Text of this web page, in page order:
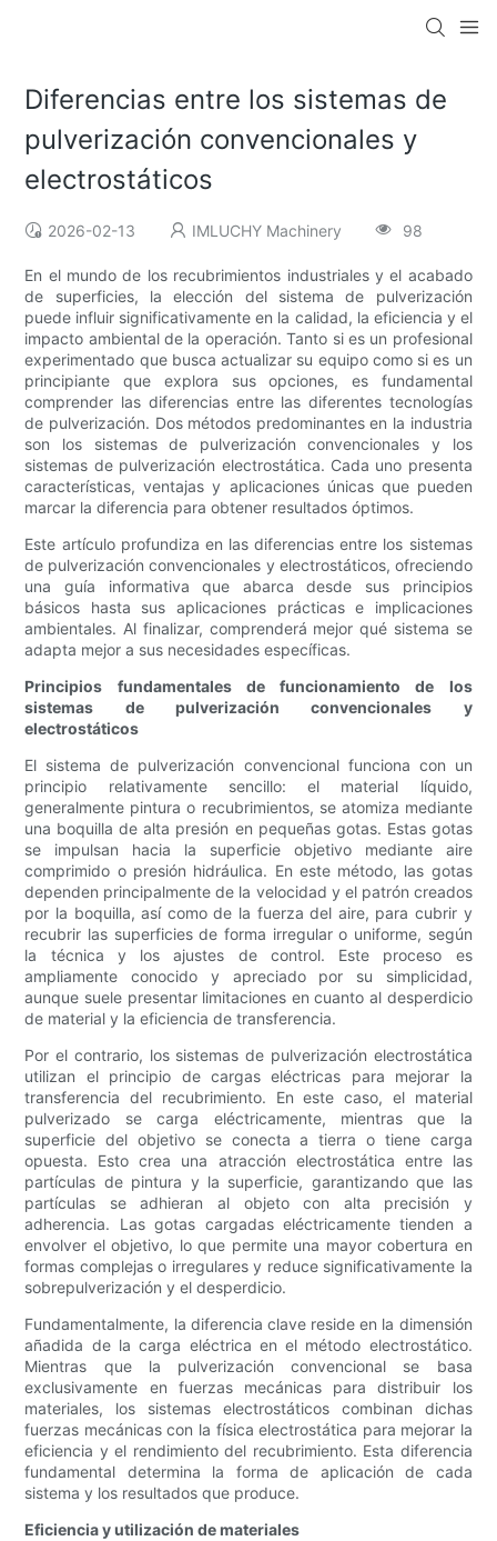
Diferencias entre los sistemas de
pulverización convencionales y
electrostáticos
2026-02-13 IMLUCHY Machinery 98
En el mundo de los recubrimientos industriales y el acabado
de superficies, la elección del sistema de pulverización
puede influir significativamente en la calidad, la eficiencia y el
impacto ambiental de la operación. Tanto si es un profesional
experimentado que busca actualizar su equipo como si es un
principiante que explora sus opciones, es fundamental
comprender las diferencias entre las diferentes tecnologías
de pulverización. Dos métodos predominantes en la industria
son los sistemas de pulverización convencionales y los
sistemas de pulverización electrostática. Cada uno presenta
características, ventajas y aplicaciones únicas que pueden
marcar la diferencia para obtener resultados óptimos.
Este artículo profundiza en las diferencias entre los sistemas
de pulverización convencionales y electrostáticos, ofreciendo
una guía informativa que abarca desde sus principios
básicos hasta sus aplicaciones prácticas e implicaciones
ambientales. Al finalizar, comprenderá mejor qué sistema se
adapta mejor a sus necesidades específicas.
Principios fundamentales de funcionamiento de los
sistemas de pulverización convencionales y
electrostáticos
El sistema de pulverización convencional funciona con un
principio relativamente sencillo: el material líquido,
generalmente pintura o recubrimientos, se atomiza mediante
una boquilla de alta presión en pequeñas gotas. Estas gotas
se impulsan hacia la superficie objetivo mediante aire
comprimido o presión hidráulica. En este método, las gotas
dependen principalmente de la velocidad y el patrón creados
por la boquilla, así como de la fuerza del aire, para cubrir y
recubrir las superficies de forma irregular o uniforme, según
la técnica y los ajustes de control. Este proceso es
ampliamente conocido y apreciado por su simplicidad,
aunque suele presentar limitaciones en cuanto al desperdicio
de material y la eficiencia de transferencia.
Por el contrario, los sistemas de pulverización electrostática
utilizan el principio de cargas eléctricas para mejorar la
transferencia del recubrimiento. En este caso, el material
pulverizado se carga eléctricamente, mientras que la
superficie del objetivo se conecta a tierra o tiene carga
opuesta. Esto crea una atracción electrostática entre las
partículas de pintura y la superficie, garantizando que las
partículas se adhieran al objeto con alta precisión y
adherencia. Las gotas cargadas eléctricamente tienden a
envolver el objetivo, lo que permite una mayor cobertura en
formas complejas o irregulares y reduce significativamente la
sobrepulverización y el desperdicio.
Fundamentalmente, la diferencia clave reside en la dimensión
añadida de la carga eléctrica en el método electrostático.
Mientras que la pulverización convencional se basa
exclusivamente en fuerzas mecánicas para distribuir los
materiales, los sistemas electrostáticos combinan dichas
fuerzas mecánicas con la física electrostática para mejorar la
eficiencia y el rendimiento del recubrimiento. Esta diferencia
fundamental determina la forma de aplicación de cada
sistema y los resultados que produce.
Eficiencia y utilización de materiales